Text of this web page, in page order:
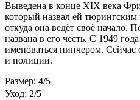
Выведена в конце XIX века
который назвал ей
откуда она ведёт своё начало.
названа в его честь. С 1949
именоваться пинчером. Сейчас
и полиции.
Размер: 4/5
Уход: 2/5